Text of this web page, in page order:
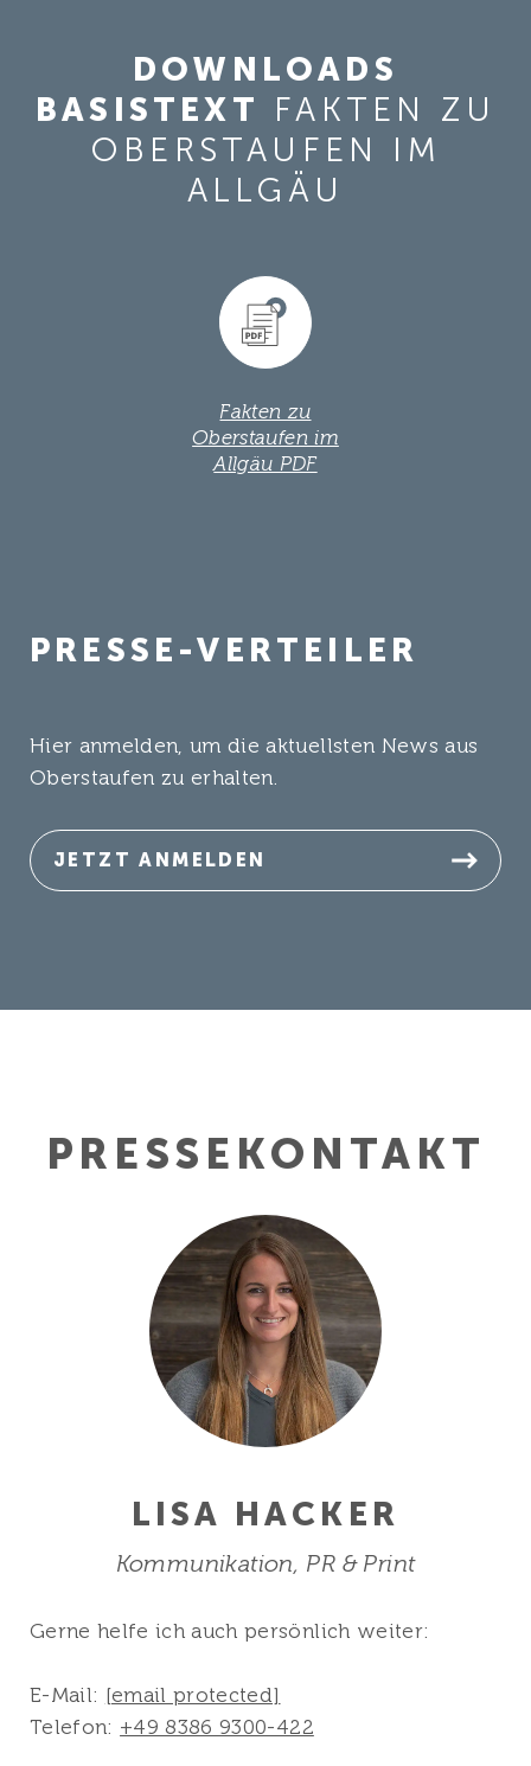
DOWNLOADS
BASISTEXT
FAKTEN ZU
OBERSTAUFEN IM
ALLGÄU
Fakten zu
Oberstaufen im
Allgäu PDF
PRESSE-VERTEILER
Hier anmelden, um die aktuellsten News aus
Oberstaufen zu erhalten.
JETZT ANMELDEN
PRESSE­KONTAKT
LISA HACKER
Kommunikation, PR & Print
Gerne helfe ich auch persönlich weiter:
E-Mail: [email protected]
Telefon: +49 8386 9300-422